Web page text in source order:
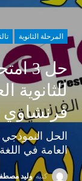
المرحلة الثانوية
حل 3
للثانوية
فرنشاوي Booklet Merci 2019
العامة في
كتبهوليد